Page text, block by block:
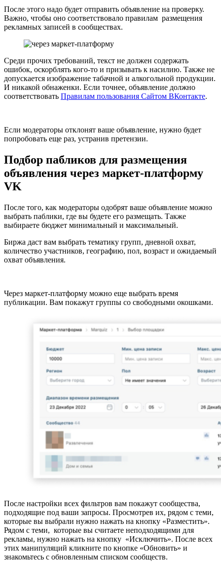
После этого надо будет отправить объявление на проверку.
Важно, чтобы оно соответствовало правилам размещения
рекламных записей в сообществах.
Среди прочих требований, текст не должен содержать
ошибок, оскорблять кого-то и призывать к насилию. Также не
допускается изображение табачной и алкогольной продукции.
И никакой обнаженки. Если точнее, объявление должно
соответствовать Правилам пользования Сайтом ВКонтакте.
Если модераторы отклонят ваше объявление, нужно будет
попробовать еще раз, устранив претензии.
Подбор пабликов для размещения
объявления через маркет-платформу
VK
После того, как модераторы одобрят ваше объявление можно
выбрать паблики, где вы будете его размещать. Также
выбираете бюджет минимальный и максимальный.
Биржа даст вам выбрать тематику групп, дневной охват,
количество участников, географию, пол, возраст и ожидаемый
охват объявления.
Через маркет-платформу можно еще выбрать время
публикации. Вам покажут группы со свободными окошками.
После настройки всех фильтров вам покажут сообщества,
подходящие под ваши запросы. Просмотрев их, рядом с теми,
которые вы выбрали нужно нажать на кнопку «Разместить».
Рядом с теми, которые вы считаете неподходящими для
рекламы, нужно нажать на кнопку «Исключить». После всех
этих манипуляций кликните по кнопке «Обновить» и
знакомьтесь с обновленным списком сообществ.